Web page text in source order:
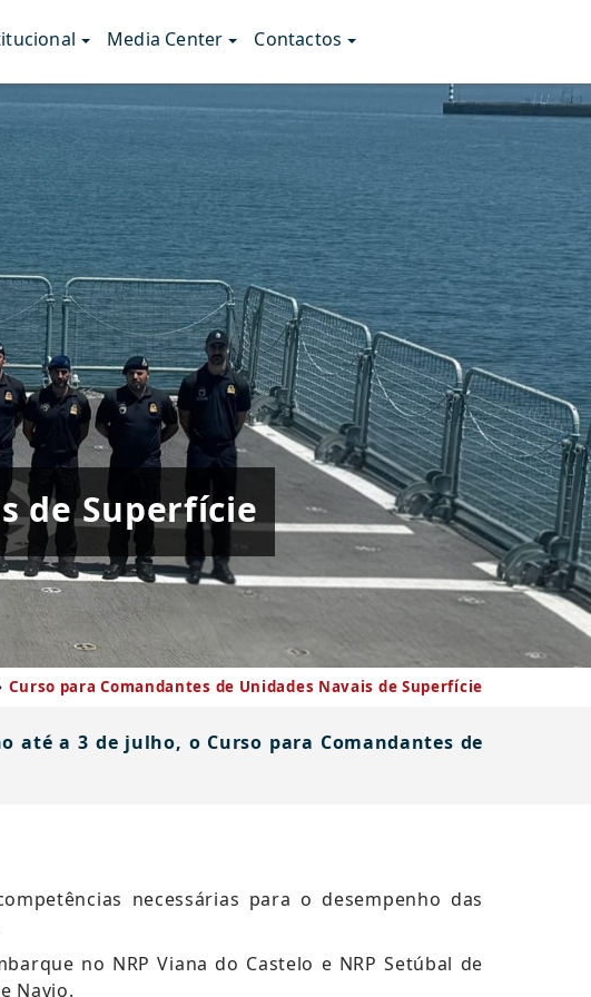
Media Center Contactos
de Superfície
Curso para Comandantes de Unidades Navais de Superfície
até a 3 de julho, o Curso para Comandantes de
necessárias para o desempenho das
no NRP Viana do Castelo e NRP Setúbal de
Navio.